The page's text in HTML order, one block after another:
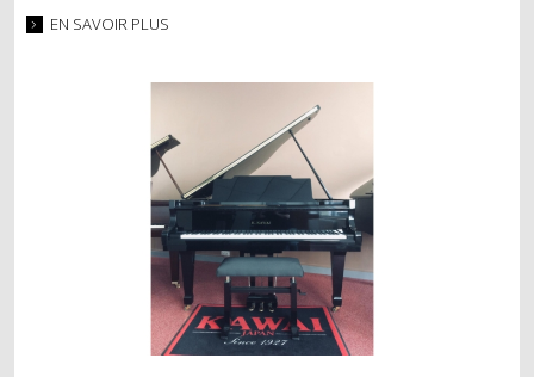
ACCORD
RÉGLAGE ET RÉPARATION
POSE DE SYSTÈME SILENCIEUX
LOCATION
LOCATION SIMPLE
EN SAVOIR PLUS